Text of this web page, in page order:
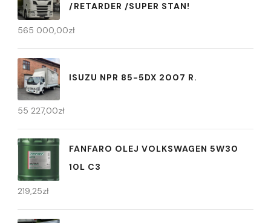
/RETARDER /SUPER STAN!
565 000,00zł
ISUZU NPR 85-5DX 2007 R.
55 227,00zł
FANFARO OLEJ VOLKSWAGEN 5W30
10L C3
219,25zł